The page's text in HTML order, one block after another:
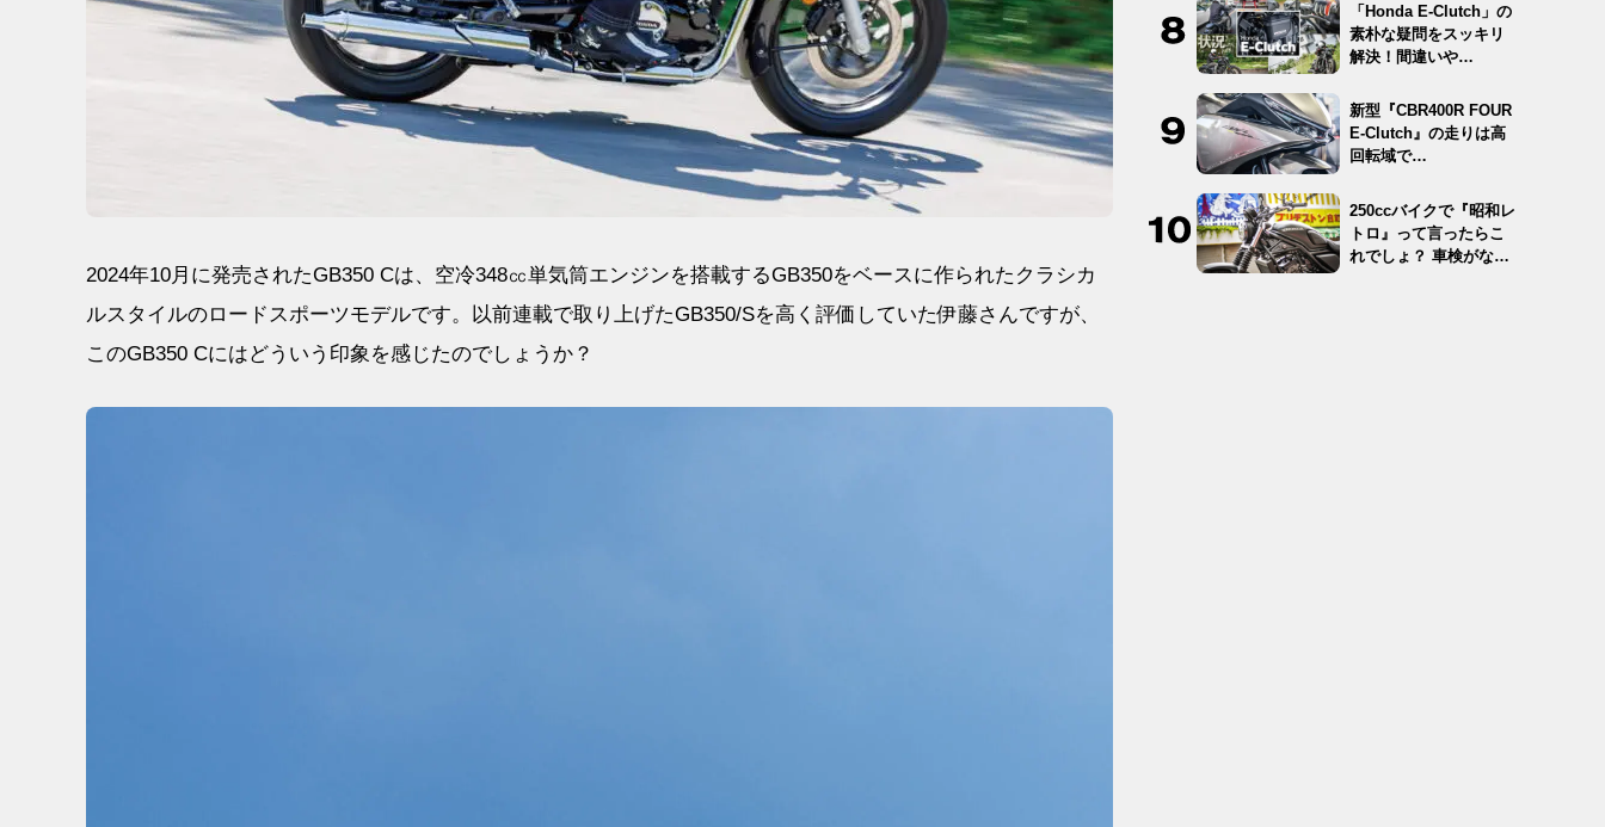
2024年10月に発売されたGB350 Cは、空冷348㏄単気筒エンジンを搭載するGB350をベースに作られたクラシカ
ルスタイルのロードスポーツモデルです。以前連載で取り上げたGB350/Sを高く評価していた伊藤さんですが、
このGB350 Cにはどういう印象を感じたのでしょうか？
「Honda E-Clutch」の
素朴な疑問をスッキリ
解決！間違いや…
新型『CBR400R FOUR
E-Clutch』の走りは高
回転域で…
250ccバイクで『昭和レ
トロ』って言ったらこ
れでしょ？ 車検がな